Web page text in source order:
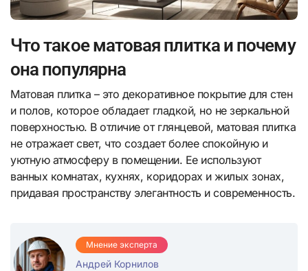
Что такое матовая плитка и почему
она популярна
Матовая плитка – это декоративное покрытие для стен
и полов, которое обладает гладкой, но не зеркальной
поверхностью. В отличие от глянцевой, матовая плитка
не отражает свет, что создает более спокойную и
уютную атмосферу в помещении. Ее используют
ванных комнатах, кухнях, коридорах и жилых зонах,
придавая пространству элегантность и современность.
Мнение эксперта
Андрей Корнилов